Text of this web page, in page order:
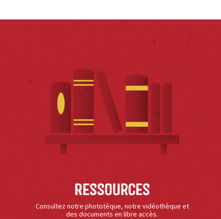
Ressources
Consultez notre phototèque, notre vidéothèque et
des documents en libre accès.